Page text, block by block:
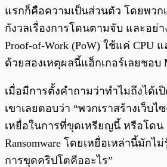
แรกก็คือความเป็นส่วนตัว โดยพวก
กังวลเรื่องการโดนตามจับ และอย่า
Proof-of-Work (PoW) ใช้แค่ CPU แ
ด้วยสองเหตุผลนี้แฮ็กเกอร์เลยชอบ
เมื่อมีการตั้งคำถามว่าทำไมถึงได้เ
เขาเลยตอบว่า “พวกเราสร้างเว็บไ
เหยื่อในการที่ขุดเหรียญนี้ หรือโดน
Ransomware โดยเหยื่อเหล่านี้มักไ
การขุดคริปโตคืออะไร”